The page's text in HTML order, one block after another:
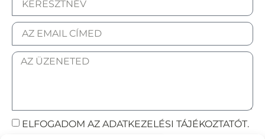
ELFOGADOM AZ ADATKEZELÉSI TÁJÉKOZTATÓT.